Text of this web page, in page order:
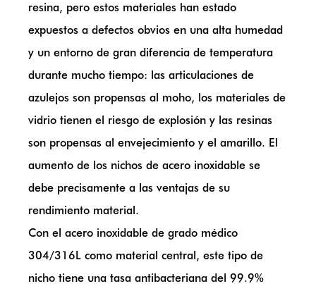
resina, pero estos materiales han estado
expuestos a defectos obvios en una alta humedad
y un entorno de gran diferencia de temperatura
durante mucho tiempo: las articulaciones de
azulejos son propensas al moho, los materiales de
vidrio tienen el riesgo de explosión y las resinas
son propensas al envejecimiento y el amarillo. El
aumento de los nichos de acero inoxidable se
debe precisamente a las ventajas de su
rendimiento material.
Con el acero inoxidable de grado médico
304/316L como material central, este tipo de
nicho tiene una tasa antibacteriana del 99.9%